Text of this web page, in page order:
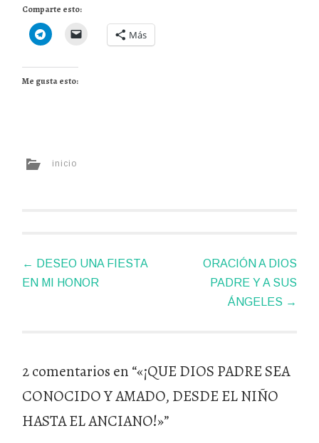
Comparte esto:
Más
Me gusta esto:
inicio
de
← DESEO UNA FIESTA
EN MI HONOR
ORACIÓN A DIOS
PADRE Y A SUS
ÁNGELES →
2 comentarios en “«¡QUE DIOS PADRE SEA
CONOCIDO Y AMADO, DESDE EL NIÑO
HASTA EL ANCIANO!»”